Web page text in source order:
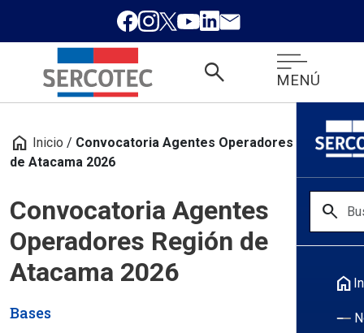
search MENÚ
search
home
home Inicio / Convocatoria Agentes Operadores Región
de Atacama 2026
Convocatoria Agentes
Operadores Región de
Atacama 2026
Bases